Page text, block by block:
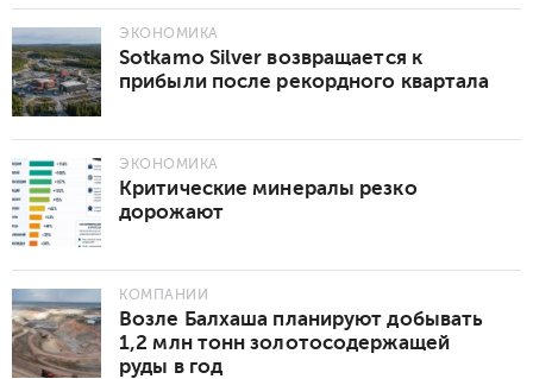
ЭКОНОМИКА
Sotkamo Silver возвращается к
прибыли после рекордного квартала
ЭКОНОМИКА
Критические минералы резко
дорожают
КОМПАНИИ
Возле Балхаша планируют добывать
1,2 млн тонн золотосодержащей
руды в год